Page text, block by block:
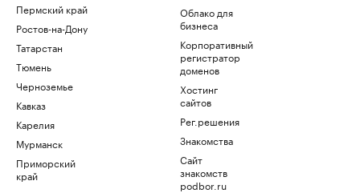
Пермский край
Ростов-на-Дону
Татарстан
Тюмень
Черноземье
Кавказ
Карелия
Мурманск
Приморский
край
Облако для
бизнеса
Корпоративный
регистратор
доменов
Хостинг
сайтов
Рег.решения
Знакомства
Сайт
знакомств
podbor.ru